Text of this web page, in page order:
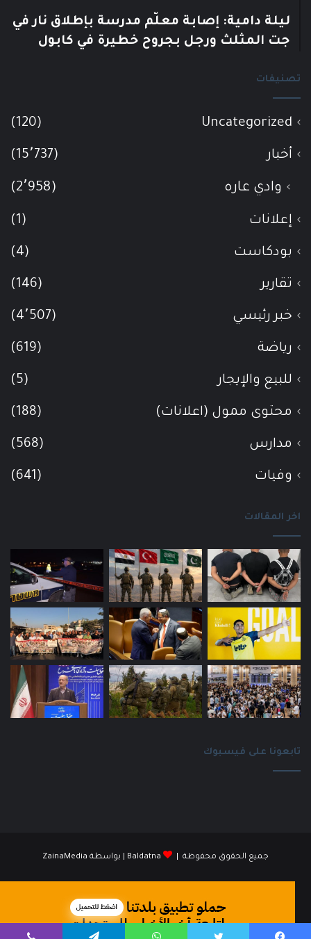
ليلة دامية: إصابة معلّم مدرسة بإطلاق نار في
جت المثلث ورجل بجروح خطيرة في كابول
تصنيفات
Uncategorized
(120)
أخبار (15٬737)
وادي عاره (2٬958)
إعلانات (1)
بودكاست (4)
تقارير (146)
خبر رئيسي (4٬507)
رياضة (619)
للبيع والإيجار (5)
محتوى ممول (اعلانات) (188)
مدارس (568)
وفيات (641)
اخر المقالات
تابعونا على فيسبوك
جميع الحقوق محفوظة | Baldatna | بواسطة ZainaMedia